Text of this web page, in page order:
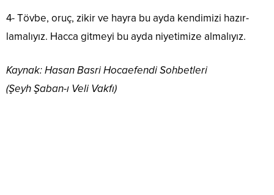
4- Tövbe, oruç, zikir ve hayra bu ayda kendimizi hazır-
lamalıyız. Hacca gitmeyi bu ayda niyetimize almalıyız.
Kaynak: Hasan Basri Hocaefendi Sohbetleri
(Şeyh Şaban-ı Veli Vakfı)